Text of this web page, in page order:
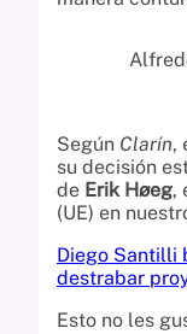
Según Clarín,
su decisión
de Erik Høeg,
(UE) en
Diego Santilli
destrabar
Esto no les